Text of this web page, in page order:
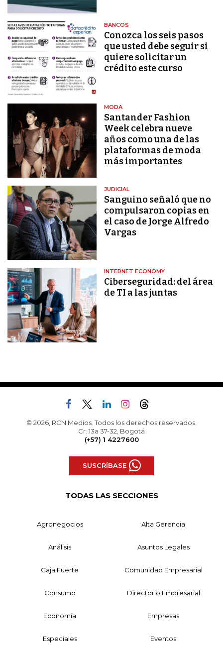
BANCOS
Conozca los seis pasos
que usted debe seguir si
quiere solicitar un
crédito este curso
MODA
Santander Fashion
Week celebra nueve
años como una de las
plataformas de moda
más importantes
JUDICIAL
Sanguino señaló que no
compulsaron copias en
el caso de Jorge Alfredo
Vargas
INTERNET ECONOMY
Ciberseguridad: del área
de TI a las juntas
© 2026, RCN Medios. Todos los derechos reservados.
Cr. 13a 37-32, Bogotá
(+57) 1 4227600
SUSCRÍBASE
TODAS LAS SECCIONES
Agronegocios Alta Gerencia
Análisis Asuntos Legales
Caja Fuerte Comunidad Empresarial
Consumo Directorio Empresarial
Economía Empresas
Especiales Eventos